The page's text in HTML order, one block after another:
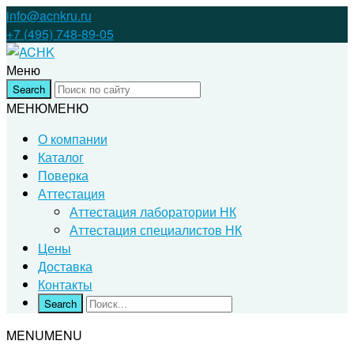
info@acnkru.ru
+7 (495) 748-89-05
Меню
МЕНЮМЕНЮ
О компании
Каталог
Поверка
Аттестация
Аттестация лаборатории НК
Аттестация специалистов НК
Цены
Доставка
Контакты
MENUMENU